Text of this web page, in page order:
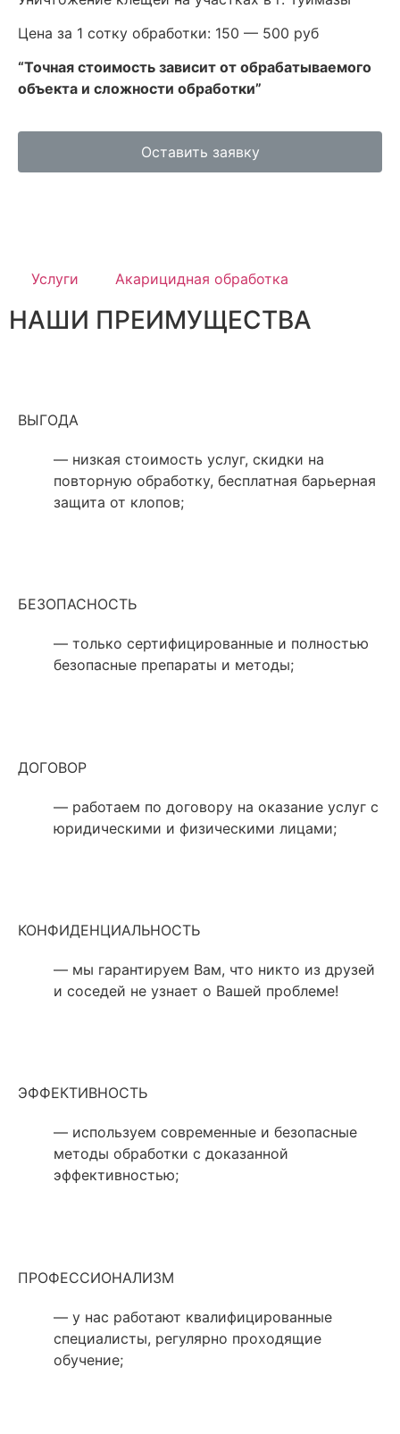
Цена за 1 сотку обработки: 150 — 500 руб
“Точная стоимость зависит от обрабатываемого
объекта и сложности обработки”
Оставить заявку
Услуги Акарицидная обработка
НАШИ ПРЕИМУЩЕСТВА
ВЫГОДА
— низкая стоимость услуг, скидки на
повторную обработку, бесплатная барьерная
защита от клопов;
БЕЗОПАСНОСТЬ
— только сертифицированные и полностью
безопасные препараты и методы;
ДОГОВОР
— работаем по договору на оказание услуг с
юридическими и физическими лицами;
КОНФИДЕНЦИАЛЬНОСТЬ
— мы гарантируем Вам, что никто из друзей
и соседей не узнает о Вашей проблеме!
ЭФФЕКТИВНОСТЬ
— используем современные и безопасные
методы обработки с доказанной
эффективностью;
ПРОФЕССИОНАЛИЗМ
— у нас работают квалифицированные
специалисты, регулярно проходящие
обучение;